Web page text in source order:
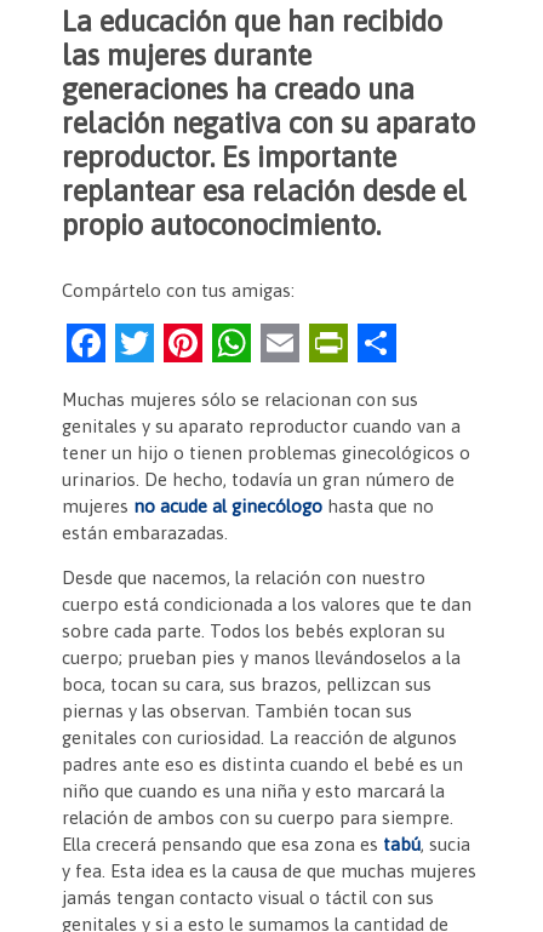
La educación que han recibido
las mujeres durante
generaciones ha creado una
relación negativa con su aparato
reproductor. Es importante
replantear esa relación desde el
propio autoconocimiento.
Compártelo con tus amigas:
F
c
e
b
o
o
k
T
w
itt
er
Pi
nt
er
es
t
W
at
s
A
p
E
m
ai
l
Pr
tF
ri
e
dl
y
m
p
ar
Muchas mujeres sólo se relacionan con sus
genitales y su aparato reproductor cuando van a
tener un hijo o tienen problemas ginecológicos o
urinarios. De hecho, todavía un gran número de
mujeres no acude al ginecólogo hasta que no
están embarazadas.
Desde que nacemos, la relación con nuestro
cuerpo está condicionada a los valores que te dan
sobre cada parte. Todos los bebés exploran su
cuerpo; prueban pies y manos llevándoselos a la
boca, tocan su cara, sus brazos, pellizcan sus
piernas y las observan. También tocan sus
genitales con curiosidad. La reacción de algunos
padres ante eso es distinta cuando el bebé es un
niño que cuando es una niña y esto marcará la
relación de ambos con su cuerpo para siempre.
Ella crecerá pensando que esa zona es tabú, sucia
y fea. Esta idea es la causa de que muchas mujeres
jamás tengan contacto visual o táctil con sus
genitales y si a esto le sumamos la cantidad de